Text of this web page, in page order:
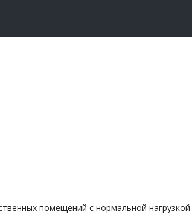
помещений с нормальной нагрузкой.